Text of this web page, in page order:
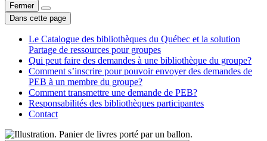
Fermer
Dans cette page
Le Catalogue des bibliothèques du Québec et la solution
Partage de ressources pour groupes
Qui peut faire des demandes à une bibliothèque du groupe?
Comment s’inscrire pour pouvoir envoyer des demandes de
PEB à un membre du groupe?
Comment transmettre une demande de PEB?
Responsabilités des bibliothèques participantes
Contact